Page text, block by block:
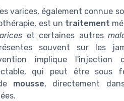
varices, également connue
est un traitement
et certaines autres
souvent sur les
implique l'injection
, qui peut être sous
mousse, directement